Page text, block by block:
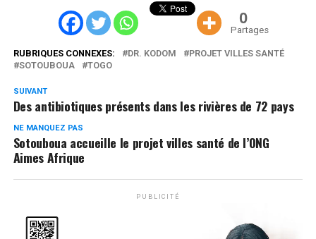
0
Partages
RUBRIQUES CONNEXES: DR. KODOM
PROJET VILLES SANTÉ
SOTOUBOUA
TOGO
SUIVANT
Des antibiotiques présents dans les rivières de 72 pays
NE MANQUEZ PAS
Sotouboua accueille le projet villes santé de l’ONG
Aimes Afrique
PUBLICITÉ